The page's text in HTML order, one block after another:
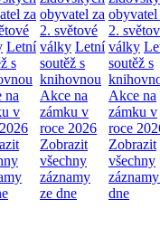
za
Letní
s
na
v
obyvatel za
2. světové
války Letní
soutěž s
knihovnou
Akce na
zámku v
roce 2026
Zobrazit
všechny
záznamy
ze dne
obyvatel
2.
války
soutěž s
Akce na
zámku v
roce
Zobrazit
všechny
dne